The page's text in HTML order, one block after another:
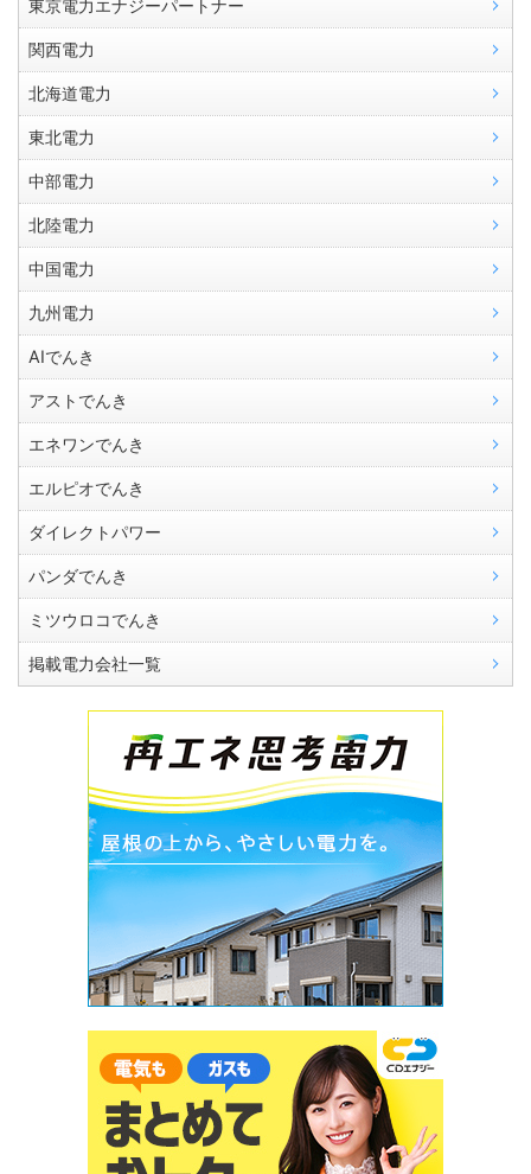
東京電力エナジーパートナー
関西電力
北海道電力
東北電力
中部電力
北陸電力
中国電力
九州電力
AIでんき
アストでんき
エネワンでんき
エルピオでんき
ダイレクトパワー
パンダでんき
ミツウロコでんき
掲載電力会社一覧